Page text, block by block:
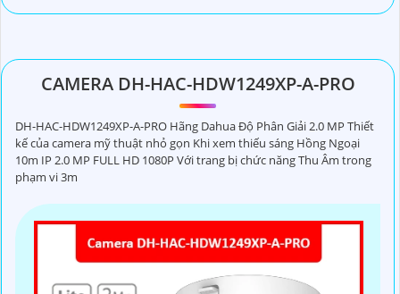
CAMERA DH-HAC-HDW1249XP-A-PRO
DH-HAC-HDW1249XP-A-PRO Hãng Dahua Độ Phân Giải 2.0 MP Thiết
kế của camera mỹ thuật nhỏ gọn Khi xem thiếu sáng Hồng Ngoại
10m IP 2.0 MP FULL HD 1080P Với trang bị chức năng Thu Âm trong
phạm vi 3m